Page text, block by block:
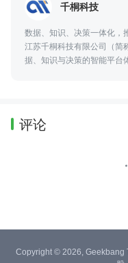
千桐科技
数据、知识、决策一体化，
江苏千桐科技有限公司（简
据、知识与决策的智能平台
评论
Copyright © 2026, Geekbang